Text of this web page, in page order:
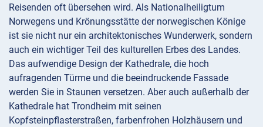
Reisenden oft übersehen wird. Als Nationalheiligtum
Norwegens und Krönungsstätte der norwegischen Könige
ist sie nicht nur ein architektonisches Wunderwerk, sondern
auch ein wichtiger Teil des kulturellen Erbes des Landes.
Das aufwendige Design der Kathedrale, die hoch
aufragenden Türme und die beeindruckende Fassade
werden Sie in Staunen versetzen. Aber auch außerhalb der
Kathedrale hat Trondheim mit seinen
Kopfsteinpflasterstraßen, farbenfrohen Holzhäusern und